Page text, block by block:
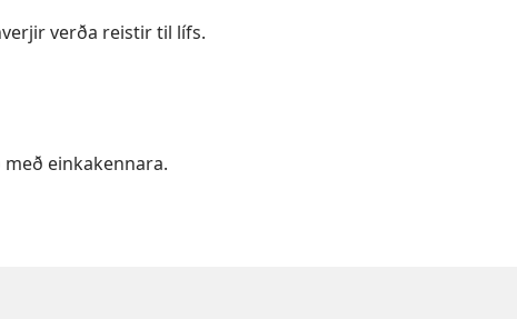
verða reistir til lífs.
einkakennara.